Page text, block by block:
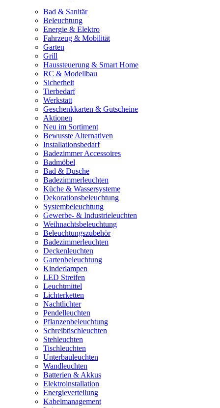
Bad & Sanitär
Beleuchtung
Energie & Elektro
Fahrzeug & Mobilität
Garten
Grill
Haussteuerung & Smart Home
RC & Modellbau
Sicherheit
Tierbedarf
Werkstatt
Geschenkkarten & Gutscheine
Aktionen
Neu im Sortiment
Bewusste Alternativen
Installationsbedarf
Badezimmer Accessoires
Badmöbel
Bad & Dusche
Badezimmerleuchten
Küche & Wassersysteme
Dekorationsbeleuchtung
Systembeleuchtung
Gewerbe- & Industrieleuchten
Weihnachtsbeleuchtung
Beleuchtungszubehör
Badezimmerleuchten
Deckenleuchten
Gartenbeleuchtung
Kinderlampen
LED Streifen
Leuchtmittel
Lichterketten
Nachtlichter
Pendelleuchten
Pflanzenbeleuchtung
Schreibtischleuchten
Stehleuchten
Tischleuchten
Unterbauleuchten
Wandleuchten
Batterien & Akkus
Elektroinstallation
Energieverteilung
Kabelmanagement